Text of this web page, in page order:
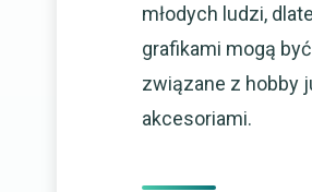
młodych ludzi,
grafikami mogą
związane z hobby
akcesoriami.